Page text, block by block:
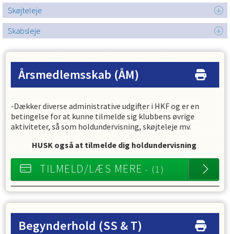
Skøjteleje
Skabsleje
Årsmedlemsskab (ÅM)
-Dækker diverse administrative udgifter i HKF og er en
betingelse for at kunne tilmelde sig klubbens øvrige
aktiviteter, så som holdundervisning, skøjteleje mv.
HUSK også at tilmelde dig holdundervisning
TILMELD/LÆS MERE - (1)
Begynderhold (SS & T)